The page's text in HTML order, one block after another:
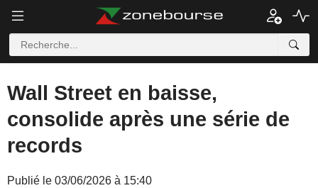
Wall Street en baisse,
consolide après une série de
records
Publié le 03/06/2026 à 15:40